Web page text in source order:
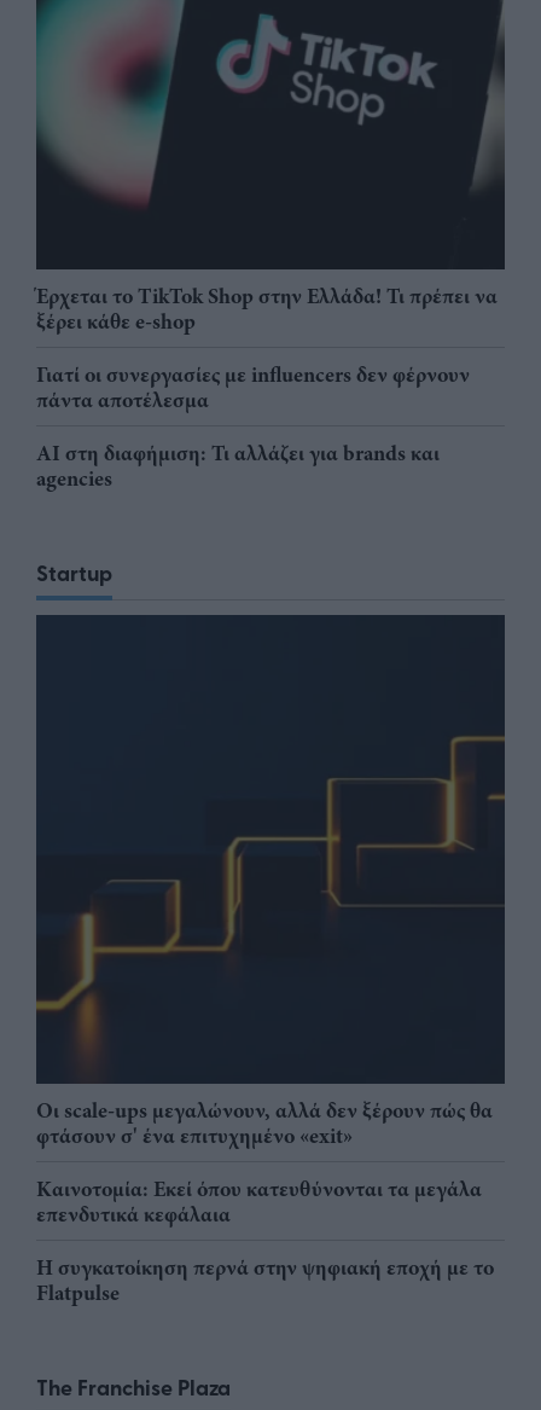
Έρχεται το TikTok Shop στην Ελλάδα! Τι πρέπει να
ξέρει κάθε e-shop
Γιατί οι συνεργασίες με influencers δεν φέρνουν
πάντα αποτέλεσμα
AI στη διαφήμιση: Τι αλλάζει για brands και
agencies
Startup
Οι scale-ups μεγαλώνουν, αλλά δεν ξέρουν πώς θα
φτάσουν σ' ένα επιτυχημένο «exit»
Καινοτομία: Εκεί όπου κατευθύνονται τα μεγάλα
επενδυτικά κεφάλαια
Η συγκατοίκηση περνά στην ψηφιακή εποχή με το
Flatpulse
The Franchise Plaza